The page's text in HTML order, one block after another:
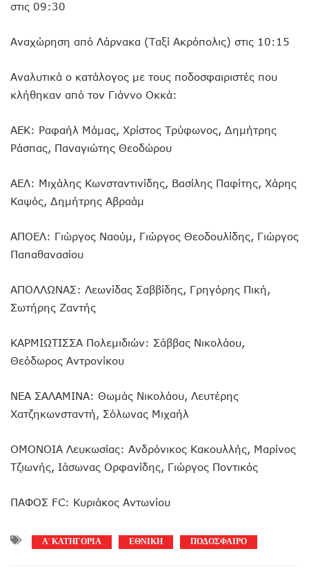
στις 09:30
Αναχώρηση από Λάρνακα (Ταξί Ακρόπολις) στις 10:15
Αναλυτικά ο κατάλογος με τους ποδοσφαιριστές που
κλήθηκαν από τον Γιάννο Οκκά:
ΑΕΚ: Ραφαήλ Μάμας, Χρίστος Τρύφωνος, Δημήτρης
Ράσπας, Παναγιώτης Θεοδώρου
ΑΕΛ: Μιχάλης Κωνσταντινίδης, Βασίλης Παφίτης, Χάρης
Καψός, Δημήτρης Αβραάμ
ΑΠΟΕΛ: Γιώργος Ναούμ, Γιώργος Θεοδουλίδης, Γιώργος
Παπαθανασίου
ΑΠΟΛΛΩΝΑΣ: Λεωνίδας Σαββίδης, Γρηγόρης Πική,
Σωτήρης Ζαντής
ΚΑΡΜΙΩΤΙΣΣΑ Πολεμιδιών: Σάββας Νικολάου,
Θεόδωρος Αντρονίκου
ΝΕΑ ΣΑΛΑΜΙΝΑ: Θωμάς Νικολάου, Λευτέρης
Χατζηκωνσταντή, Σόλωνας Μιχαήλ
ΟΜΟΝΟΙΑ Λευκωσίας: Ανδρόνικος Κακουλλής, Μαρίνος
Τζιωνής, Ιάσωνας Ορφανίδης, Γιώργος Ποντικός
ΠΑΦΟΣ FC: Κυριάκος Αντωνίου
Α' ΚΑΤΗΓΟΡΙΑ ΕΘΝΙΚΗ ΠΟΔΟΣΦΑΙΡΟ